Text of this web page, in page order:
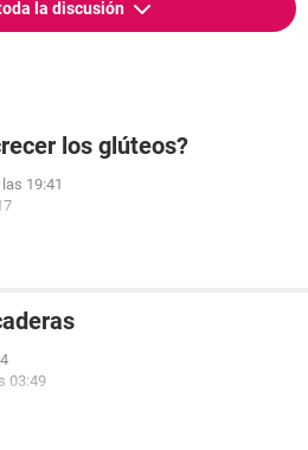
la discusión
los glúteos?
19:41
03:49